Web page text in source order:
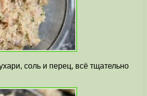
соль и перец, всё тщательно